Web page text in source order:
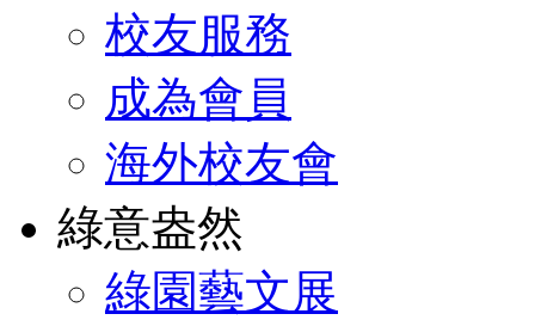
校友服務
成為會員
海外校友會
綠意盎然
綠園藝文展